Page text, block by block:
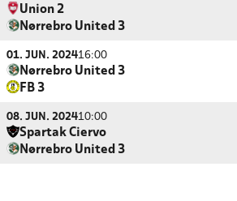
Union 2
Nørrebro United 3
01. JUN. 202416:00
Nørrebro United 3
FB 3
08. JUN. 202410:00
Spartak Ciervo
Nørrebro United 3